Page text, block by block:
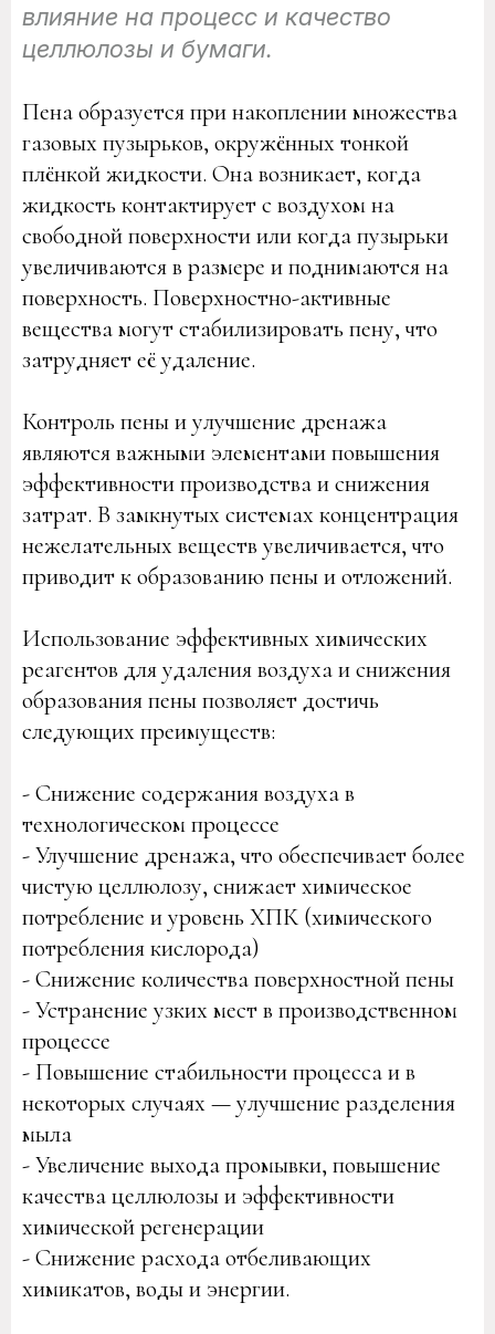
влияние на процесс и качество
целлюлозы и бумаги.
Пена образуется при накоплении множества
газовых пузырьков, окружённых тонкой
плёнкой жидкости. Она возникает, когда
жидкость контактирует с воздухом на
свободной поверхности или когда пузырьки
увеличиваются в размере и поднимаются на
поверхность. Поверхностно-активные
вещества могут стабилизировать пену, что
затрудняет её удаление.
Контроль пены и улучшение дренажа
являются важными элементами повышения
эффективности производства и снижения
затрат. В замкнутых системах концентрация
нежелательных веществ увеличивается, что
приводит к образованию пены и отложений.
Использование эффективных химических
реагентов для удаления воздуха и снижения
образования пены позволяет достичь
следующих преимуществ:
- Снижение содержания воздуха в
технологическом процессе
- Улучшение дренажа, что обеспечивает более
чистую целлюлозу, снижает химическое
потребление и уровень ХПК (химического
потребления кислорода)
- Снижение количества поверхностной пены
- Устранение узких мест в производственном
процессе
- Повышение стабильности процесса и в
некоторых случаях — улучшение разделения
мыла
- Увеличение выхода промывки, повышение
качества целлюлозы и эффективности
химической регенерации
- Снижение расхода отбеливающих
химикатов, воды и энергии.